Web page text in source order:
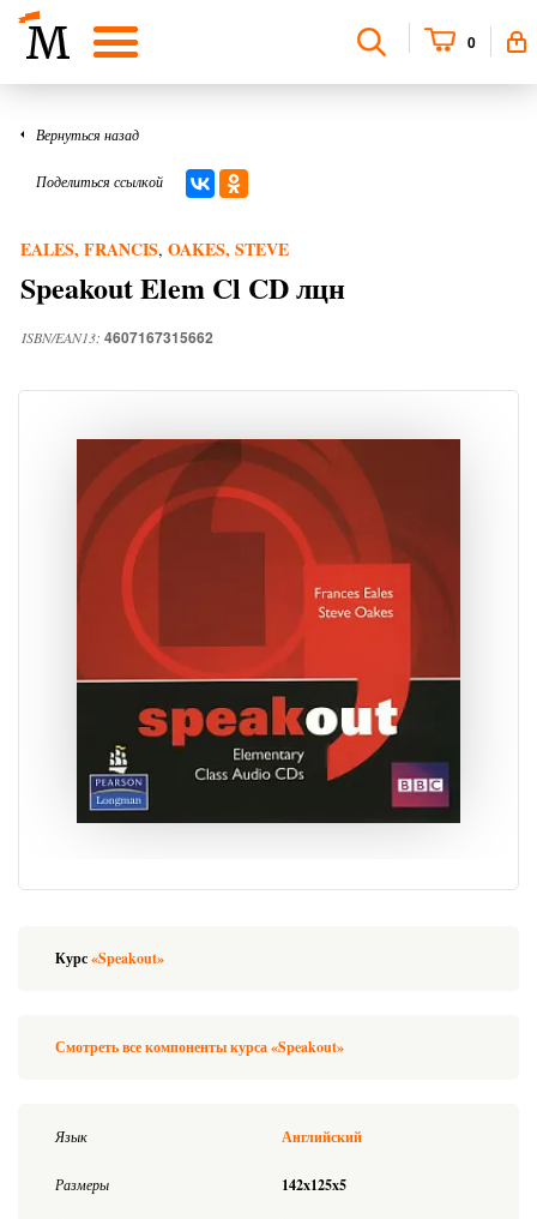
0
Вернуться назад
Поделиться ссылкой
EALES, FRANCIS, OAKES, STEVE
Speakout Elem Cl CD лцн
ISBN/EAN13: 4607167315662
Курс«Speakout»
Смотреть все компоненты курса «Speakout»
Язык Английский
Размеры 142x125x5